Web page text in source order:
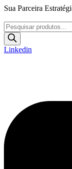
Ir
o
conteúdo
Sua Parceira
Pesquisar
produtos
Linkedin